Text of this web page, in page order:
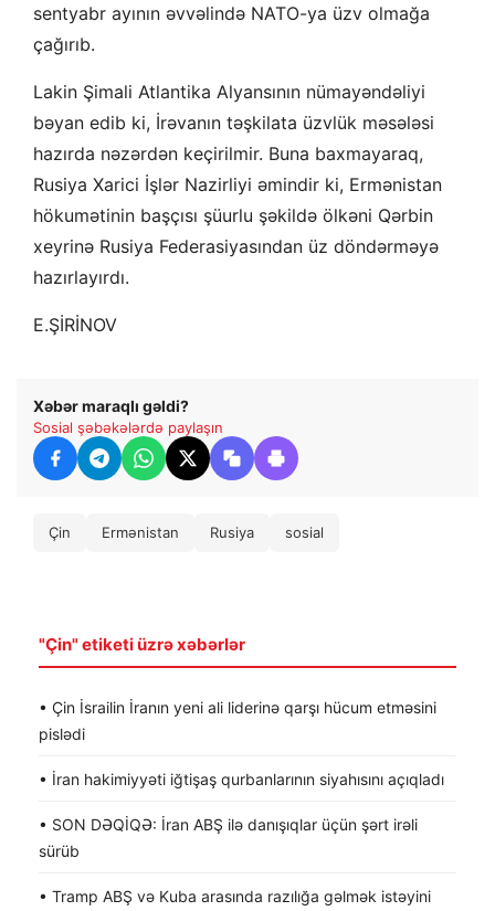
sentyabr ayının əvvəlində NATO-ya üzv olmağa
çağırıb.
Lakin Şimali Atlantika Alyansının nümayəndəliyi
bəyan edib ki, İrəvanın təşkilata üzvlük məsələsi
hazırda nəzərdən keçirilmir. Buna baxmayaraq,
Rusiya Xarici İşlər Nazirliyi əmindir ki, Ermənistan
hökumətinin başçısı şüurlu şəkildə ölkəni Qərbin
xeyrinə Rusiya Federasiyasından üz döndərməyə
hazırlayırdı.
E.ŞİRİNOV
Xəbər maraqlı gəldi?
Sosial şəbəkələrdə paylaşın
Çin Ermənistan Rusiya sosial
"Çin" etiketi üzrə xəbərlər
• Çin İsrailin İranın yeni ali liderinə qarşı hücum etməsini
pislədi
• İran hakimiyyəti iğtişaş qurbanlarının siyahısını açıqladı
• SON DƏQİQƏ: İran ABŞ ilə danışıqlar üçün şərt irəli
sürüb
• Tramp ABŞ və Kuba arasında razılığa gəlmək istəyini